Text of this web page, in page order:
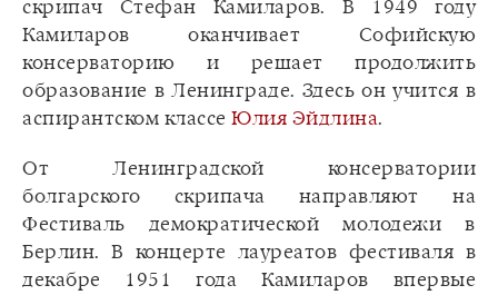
скрипач Стефан Камиларов. В 1949 году
Камиларов оканчивает Софийскую
консерваторию и решает продолжить
образование в Ленинграде. Здесь он учится в
аспирантском классе Юлия Эйдлина.
От Ленинградской консерватории
болгарского скрипача направляют на
Фестиваль демократической молодежи в
Берлин. В концерте лауреатов фестиваля в
декабре 1951 года Камиларов впервые